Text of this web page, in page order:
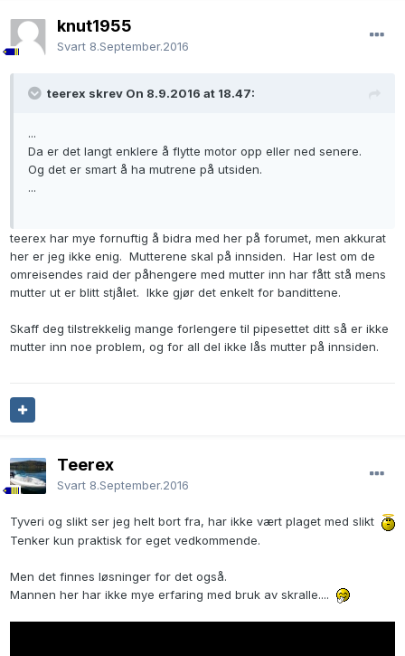
knut1955
Svart 8.September.2016
teerex skrev On 8.9.2016 at 18.47:
...
Da er det langt enklere å flytte motor opp eller ned senere.
Og det er smart å ha mutrene på utsiden.
...
teerex har mye fornuftig å bidra med her på forumet, men akkurat
her er jeg ikke enig. Mutterene skal på innsiden. Har lest om de
omreisendes raid der påhengere med mutter inn har fått stå mens
mutter ut er blitt stjålet. Ikke gjør det enkelt for bandittene.
Skaff deg tilstrekkelig mange forlengere til pipesettet ditt så er ikke
mutter inn noe problem, og for all del ikke lås mutter på innsiden.
Teerex
Svart 8.September.2016
Tyveri og slikt ser jeg helt bort fra, har ikke vært plaget med slikt
Tenker kun praktisk for eget vedkommende.
Men det finnes løsninger for det også.
Mannen her har ikke mye erfaring med bruk av skralle....